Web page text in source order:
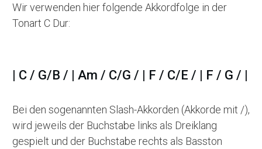
Wir verwenden hier folgende Akkordfolge in der
Tonart C Dur:
| C / G/B / | Am / C/G / | F / C/E / | F / G / |
Bei den sogenannten Slash-Akkorden (Akkorde mit /),
wird jeweils der Buchstabe links als Dreiklang
gespielt und der Buchstabe rechts als Basston